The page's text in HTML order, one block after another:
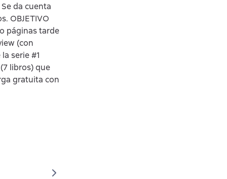
da cuenta
OBJETIVO
páginas tarde
(con
serie #1
libros) que
gratuita con